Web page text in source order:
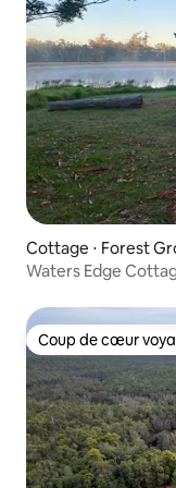
Cottage ⋅ Forest
Waters Edge
Coup de cœur
Coup de cœur